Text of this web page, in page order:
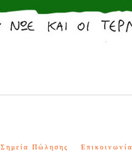
Σημεία Πώλησης Επικοινωνία